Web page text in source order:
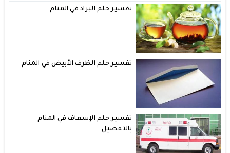
تفسير حلم البراد في المنام
تفسير حلم الظرف الأبيض في المنام
تفسير حلم الإسعاف في المنام
بالتفصيل